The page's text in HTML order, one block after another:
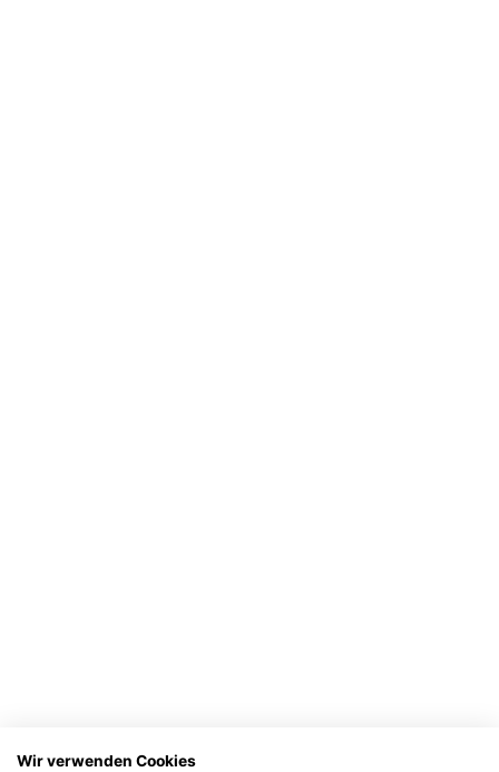
Wir verwenden Cookies